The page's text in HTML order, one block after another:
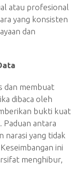
atau profesional
yang konsisten
dan
dan membuat
dibaca oleh
bukti kuat
Paduan antara
narasi yang tidak
ini
menghibur,